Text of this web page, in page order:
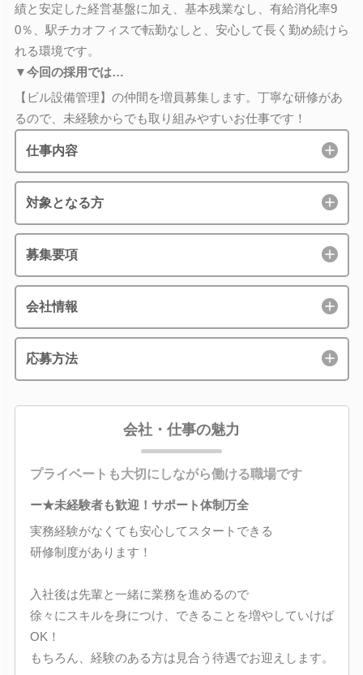
績と安定した経営基盤に加え、基本残業なし、有給消化率9
0％、駅チカオフィスで転勤なしと、安心して長く勤め続けら
れる環境です。
▼今回の採用では…
【ビル設備管理】の仲間を増員募集します。丁寧な研修があ
るので、未経験からでも取り組みやすいお仕事です！
仕事内容
対象となる方
募集要項
会社情報
応募方法
会社・仕事の魅力
プライベートも大切にしながら働ける職場です
ー★未経験者も歓迎！サポート体制万全
実務経験がなくても安心してスタートできる
研修制度があります！
入社後は先輩と一緒に業務を進めるので
徐々にスキルを身につけ、できることを増やしていけば
OK！
もちろん、経験のある方は見合う待遇でお迎えします。